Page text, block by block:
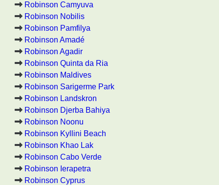
Robinson Camyuva
Robinson Nobilis
Robinson Pamfilya
Robinson Amadé
Robinson Agadir
Robinson Quinta da Ria
Robinson Maldives
Robinson Sarigerme Park
Robinson Landskron
Robinson Djerba Bahiya
Robinson Noonu
Robinson Kyllini Beach
Robinson Khao Lak
Robinson Cabo Verde
Robinson Ierapetra
Robinson Cyprus